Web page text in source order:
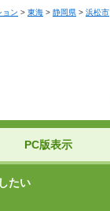
ョン > 東海 > 静岡県 > 浜松市
PC版表示
たい